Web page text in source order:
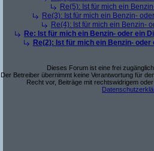
Re(5): Ist für mich ein
Re(3): Ist für mich ein Benzin-
Re(4): Ist für mich ein Benzin-
Re: Ist für mich ein Benzin- oder ein
Re(2): Ist für mich ein Benzin-
Dieses Forum ist eine frei
Der Betreiber übernimmt keine Verantwortung für
Recht vor, Beiträge mit rechtswidrigem